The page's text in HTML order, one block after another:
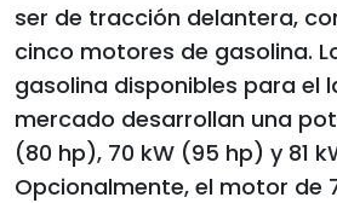
ser de tracción delantera,
cinco motores de gasolina.
gasolina disponibles para el
mercado desarrollan una
(80 hp), 70 kW (95 hp) y 81
Opcionalmente, el motor de